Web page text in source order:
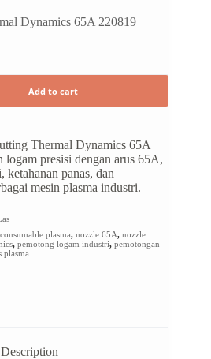
Dynamics 65A 220819
Add to cart
Thermal Dynamics 65A
logam presisi dengan arus 65A,
panas, dan
mesin plasma industri.
consumable plasma, nozzle 65A, nozzle
, pemotong logam industri, pemotongan
plasma
Description